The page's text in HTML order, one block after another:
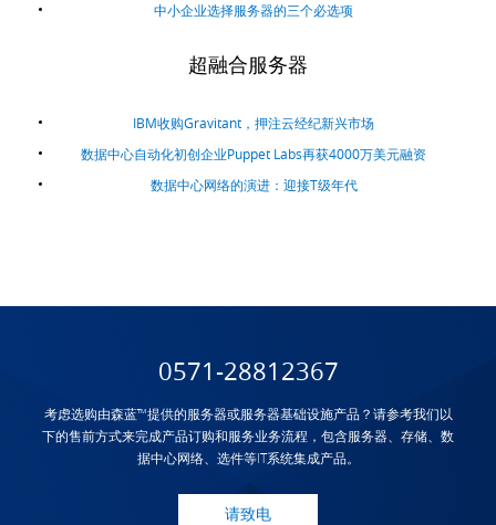
中小企业选择服务器的三个必选项
超融合服务器
IBM收购Gravitant，押注云经纪新兴市场
数据中心自动化初创企业Puppet Labs再获4000万美元融资
数据中心网络的演进：迎接T级年代
0571-28812367
考虑选购由森蓝™提供的服务器或服务器基础设施产品？请参考我们以
下的售前方式来完成产品订购和服务业务流程，包含服务器、存储、数
据中心网络、选件等IT系统集成产品。
请致电